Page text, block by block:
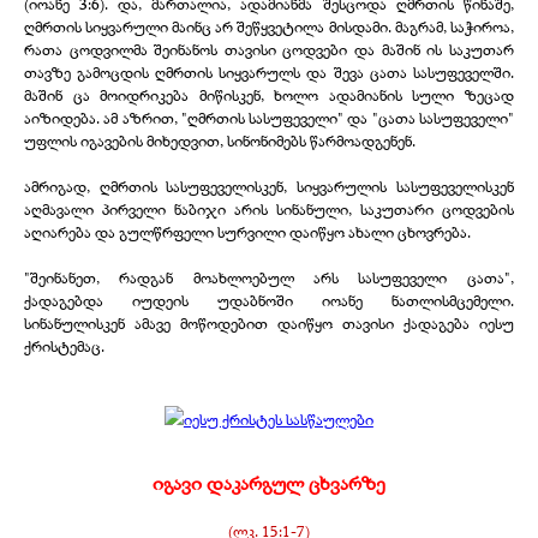
ღმრთის სიყვარული მაინც არ შეწყვეტილა მისდამი. მაგრამ, საჭიროა,
რათა ცოდვილმა შეინანოს თავისი ცოდვები და მაშინ ის საკუთარ
თავზე გამოცდის ღმრთის სიყვარულს და შევა ცათა სასუფეველში.
მაშინ ცა მოიდრიკება მიწისკენ, ხოლო ადამიანის სული ზეცად
აიზიდება. ამ აზრით, "ღმრთის სასუფეველი" და "ცათა სასუფეველი"
უფლის იგავების მიხედვით, სინონიმებს წარმოადგენენ.
ამრიგად, ღმრთის სასუფეველისკენ, სიყვარულის სასუფეველისკენ
აღმავალი პირველი ნაბიჯი არის სინანული, საკუთარი ცოდვების
აღიარება და გულწრფელი სურვილი დაიწყო ახალი ცხოვრება.
"შეინანეთ, რადგან მოახლოებულ არს სასუფეველი ცათა",
ქადაგებდა იუდეის უდაბნოში იოანე ნათლისმცემელი.
სინანულისკენ ამავე მოწოდებით დაიწყო თავისი ქადაგება იესუ
ქრისტემაც.
იგავი დაკარგულ ცხვარზე
(ლკ. 15:1-7)